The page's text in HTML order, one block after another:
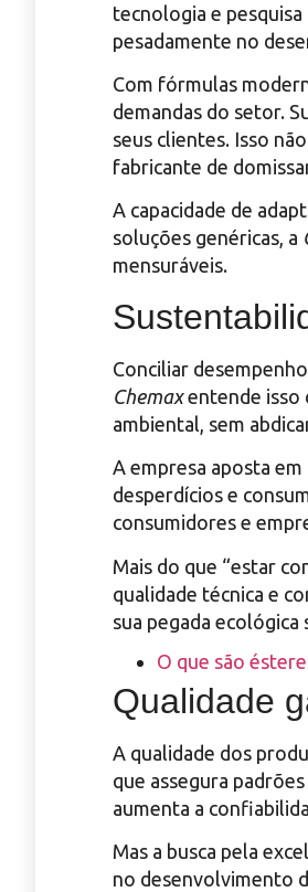
tecnologia e
pesadamente no
Com fórmulas
demandas do setor.
seus clientes. Isso
fabricante de
A capacidade de
soluções genéricas, a
mensuráveis.
Conciliar
Chemaxentende isso
ambiental, sem
A empresa aposta
desperdícios e
consumidores e
Mais do que “estar
qualidade técnica e
sua pegada
O que são
Qualidade
A qualidade dos
que assegura
aumenta a
Mas a busca pela
no desenvolvimento